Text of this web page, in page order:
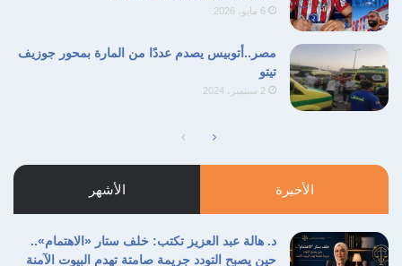
6 مايو، 2026
مصر..أتوبيس يصدم عددًا من المارة بمحور جوزيف
تيتو
2 سبتمبر، 2024
الصفحة
السابقة
الصفحة
التالية
الأخيرة الأشهر
د. هالة عبد العزيز تكتب: خلف ستار «الاهتمام»..
حين يصبح التودد جريمة صامتة تهدم البيوت الآمنة